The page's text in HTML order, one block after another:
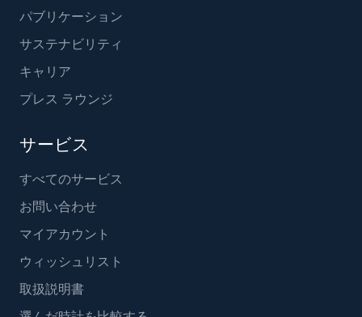
パブリケーション
サステナビリティ
キャリア
プレス ラウンジ
サービス
すべてのサービス
お問い合わせ
マイアカウント
ウィッシュリスト
取扱説明書